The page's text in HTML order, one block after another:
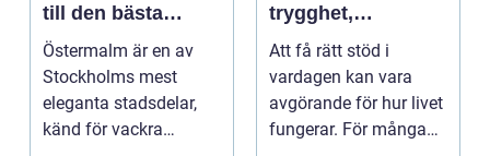
till den bästa
restaurangen på
Östermalm
Östermalm är en av
Stockholms mest
eleganta stadsdelar,
känd för vackra
trygghet,
självbestämmande
och vardag på
egna villkor
Att få rätt stöd i
vardagen kan vara
avgörande för hur livet
fungerar. För många